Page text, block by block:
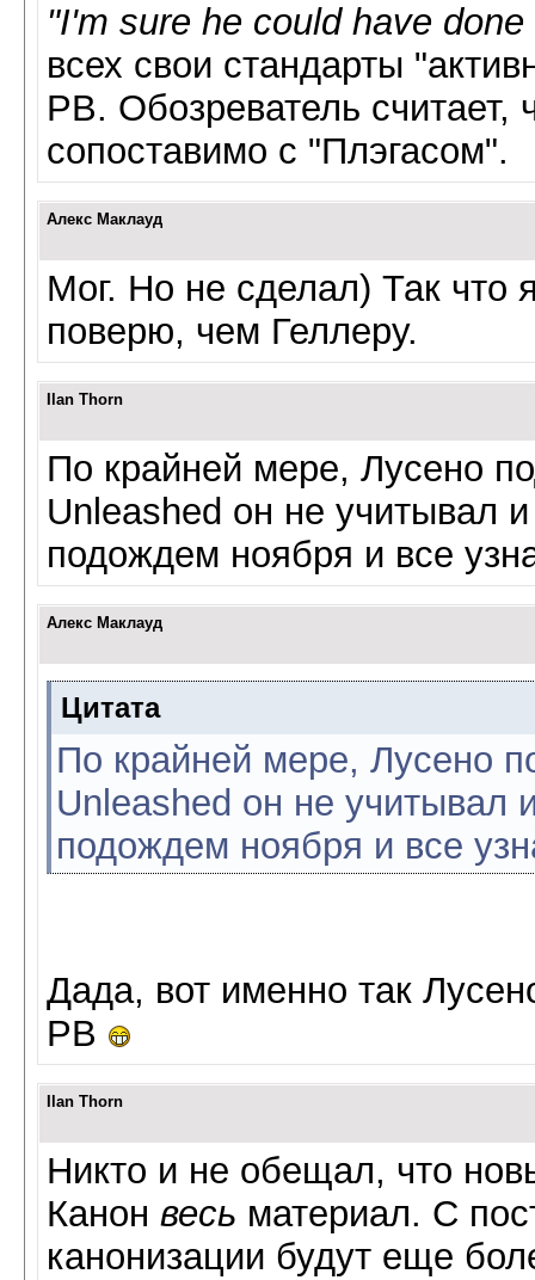
"I'm sure he could have
всех свои стандарты
РВ. Обозреватель считает,
сопоставимо с "Плэгасом".
Алекс Маклауд
Мог. Но не сделал) Так что
поверю, чем Геллеру.
Ilan Thorn
По крайней мере, Лусено
Unleashed он не учитывал
подождем ноября и все
Алекс Маклауд
Цитата
По крайней мере, Лусено
Unleashed он не учитывал
подождем ноября и все
Дада, вот именно так
РВ
Ilan Thorn
Никто и не обещал, что
Канон весь материал. С
канонизации будут еще